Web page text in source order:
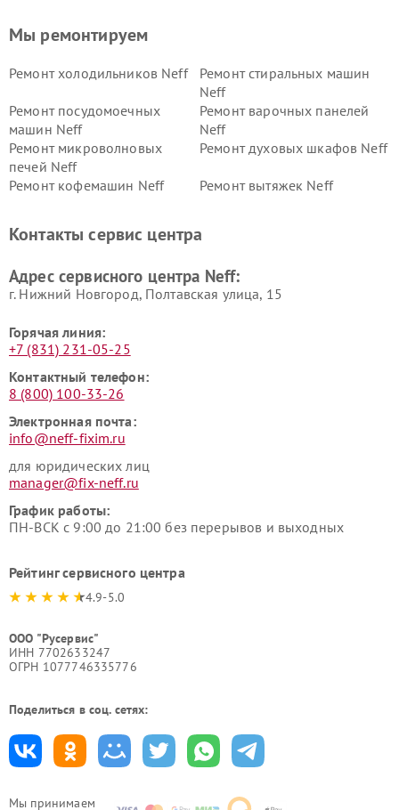
Мы принимаем
Мы ремонтируем
Ремонт холодильников Neff
Ремонт стиральных машин
Neff
Ремонт посудомоечных
машин Neff
Ремонт варочных панелей
Neff
Ремонт микроволновых
печей Neff
Ремонт духовых шкафов Neff
Ремонт кофемашин Neff Ремонт вытяжек Neff
Контакты сервис центра
Адрес сервисного центра Neff:
г. Нижний Новгород, Полтавская улица, 15
Горячая линия:
+7 (831) 231-05-25
Контактный телефон:
8 (800) 100-33-26
Электронная почта:
info@neff-fixim.ru
для юридических лиц
manager@fix-neff.ru
График работы:
ПН-ВСК с 9:00 до 21:00 без перерывов и выходных
Рейтинг сервисного центра
4.9-5.0
ООО "Русервис"
ИНН 7702633247
ОГРН 1077746335776
Поделиться в соц. сетях: